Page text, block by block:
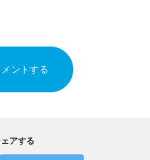
ントする
アする